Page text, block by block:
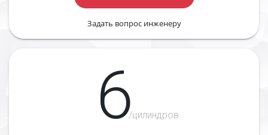
Задать вопрос инженеру
6/цилиндров